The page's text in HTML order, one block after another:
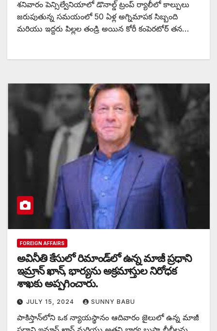
శనివారం పెన్సిల్వేనియాలో డొనాల్డ్ ట్రంప్ ర్యాలీలో కాల్పులు
జరుపుతున్న సమయంలో 50 ఏళ్ల అగ్నిమాపక సిబ్బంది
మరియు ఇద్దరు పిల్లల తండ్రి అయిన కోరీ కంపెరటోర్ తన…
FOREIGN AFFAIRS
అవినీతి కేసులో రిమాండ్‌లో ఉన్న మాజీ ప్రధాని
ఇమ్రాన్ ఖాన్, భార్యను అక్రమాస్తుల నిరోధక
శాఖకు అప్పగించారు.
JULY 15, 2024 SUNNY BABU
పాకిస్తాన్‌లోని ఒక న్యాయస్థానం ఆదివారం జైలులో ఉన్న మాజీ